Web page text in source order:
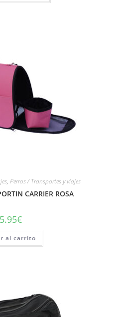
, Perros / Transportes y viajes
CARRIER ROSA
€
al carrito